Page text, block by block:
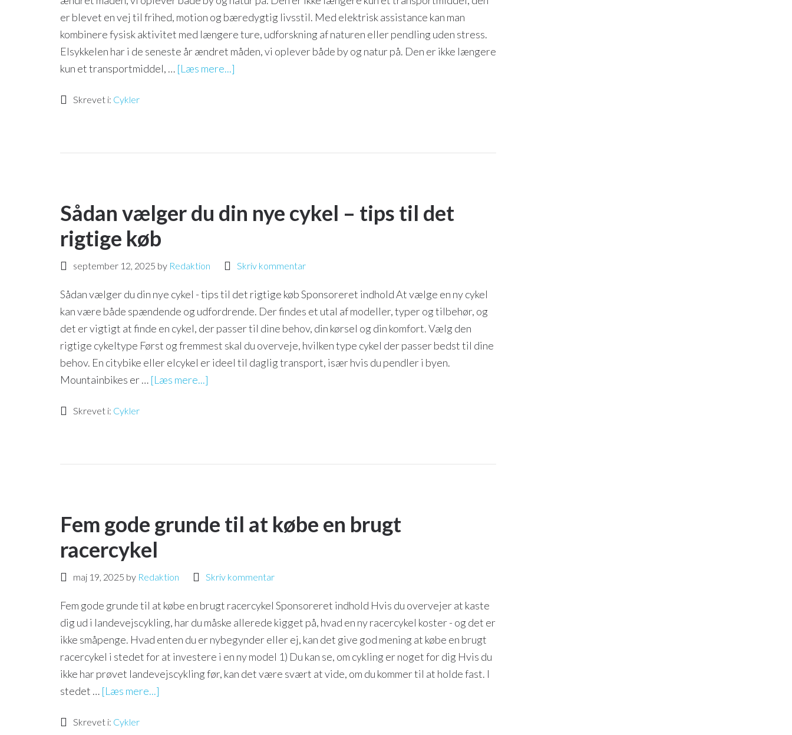
er blevet en vej til frihed, motion og bæredygtig livsstil. Med elektrisk assistance kan man
kombinere fysisk aktivitet med længere ture, udforskning af naturen eller pendling uden stress.
Elsykkelen har i de seneste år ændret måden, vi oplever både by og natur på. Den er ikke længere
kun et transportmiddel, … [Læs mere...]
Skrevet i: Cykler
Sådan vælger du din nye cykel – tips til det
rigtige køb
september 12, 2025 by Redaktion Skriv kommentar
Sådan vælger du din nye cykel - tips til det rigtige køb Sponsoreret indhold At vælge en ny cykel
kan være både spændende og udfordrende. Der findes et utal af modeller, typer og tilbehør, og
det er vigtigt at finde en cykel, der passer til dine behov, din kørsel og din komfort. Vælg den
rigtige cykeltype Først og fremmest skal du overveje, hvilken type cykel der passer bedst til dine
behov. En citybike eller elcykel er ideel til daglig transport, især hvis du pendler i byen.
Mountainbikes er … [Læs mere...]
Skrevet i: Cykler
Fem gode grunde til at købe en brugt
racercykel
maj 19, 2025 by Redaktion Skriv kommentar
Fem gode grunde til at købe en brugt racercykel Sponsoreret indhold Hvis du overvejer at kaste
dig ud i landevejscykling, har du måske allerede kigget på, hvad en ny racercykel koster - og det er
ikke småpenge. Hvad enten du er nybegynder eller ej, kan det give god mening at købe en brugt
racercykel i stedet for at investere i en ny model 1) Du kan se, om cykling er noget for dig Hvis du
ikke har prøvet landevejscykling før, kan det være svært at vide, om du kommer til at holde fast. I
stedet … [Læs mere...]
Skrevet i: Cykler